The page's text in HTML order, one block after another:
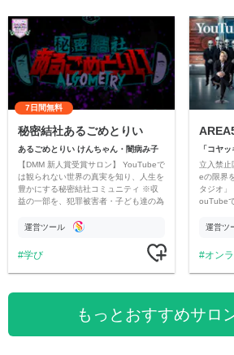
7日間無料
秘密結社あるごめとりい
あるごめとりい けんちゃん・闇病み子
【DMM 新人賞受賞サロン】 YouTubeで
は観られない世界の真実を知り、人生を
豊かにする秘密結社コミュニティ ※収
益の一部を、犯罪被害者・子ども達の為
す運営ツール
学び
立入禁止
eの限界
タジオ」
ouTube
公開。
運営ツ
オン
もっとおすすめサロ